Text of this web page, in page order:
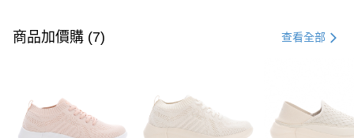
信用卡一次付款
悠遊付
商品加價購 (7) 查看全部